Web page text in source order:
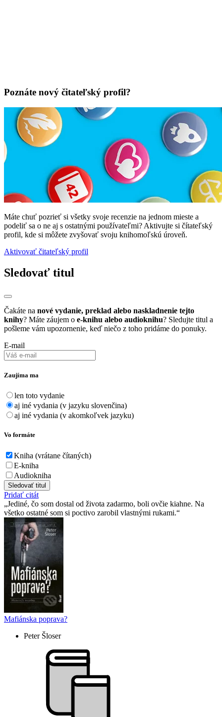
Poznáte nový čitateľský profil?
Máte chuť pozrieť si všetky svoje recenzie na jednom mieste a
podeliť sa o ne aj s ostatnými používateľmi? Aktivujte si čítateľský
profil, kde si môžete zvyšovať svoju knihomoľskú úroveň.
Aktivovať čitateľský profil
Sledovať titul
Čakáte na nové vydanie, preklad alebo naskladnenie tejto
knihy? Máte záujem o e-knihu alebo audioknihu? Sledujte titul a
pošleme vám upozornenie, keď niečo z toho pridáme do ponuky.
E-mail
Zaujíma ma
len toto vydanie
aj iné vydania (v jazyku slovenčina)
aj iné vydania (v akomkoľvek jazyku)
Vo formáte
Kniha (vrátane čítaných)
E-kniha
Audiokniha
Sledovať titul
Pridať citát
Jediné, čo som dostal od života zadarmo, boli ovčie kiahne. Na
všetko ostatné som si poctivo zarobil vlastnými rukami.
Mafiánska poprava?
Peter Šloser